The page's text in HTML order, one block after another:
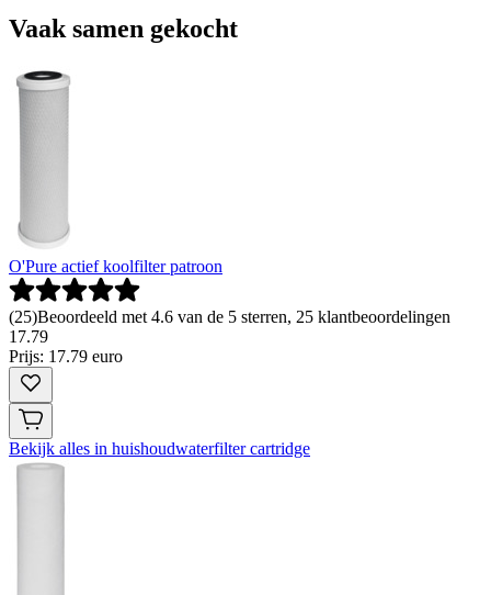
Vaak samen gekocht
O'Pure actief koolfilter patroon
(25)Beoordeeld met 4.6 van de 5 sterren, 25 klantbeoordelingen
17.79
Prijs: 17.79 euro
Bekijk alles in huishoudwaterfilter cartridge